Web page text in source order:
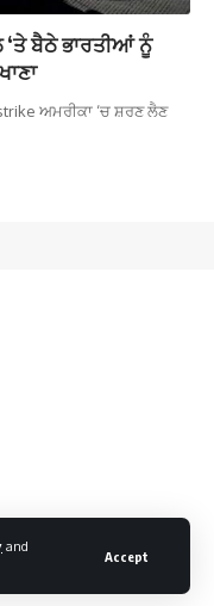
and
Accept
ਬੈਠੇ ਭਾਰਤੀਆਂ ਨੂੰ
ਅਮਰੀਕਾ ‘ਚ ਸ਼ਰਣ ਲੈਣ